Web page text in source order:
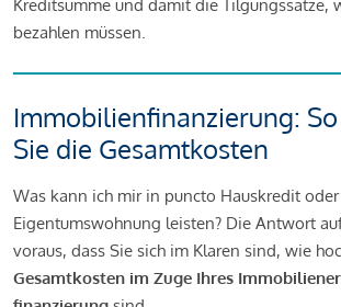
Kreditsumme und damit die Tilgungssätze,
bezahlen müssen.
Immobilienfinanzierung:
Sie die Gesamtkosten
Was kann ich mir in puncto Hauskredit oder
Eigentumswohnung leisten? Die Antwort
voraus, dass Sie sich im Klaren sind, wie
Gesamtkosten im Zuge Ihres